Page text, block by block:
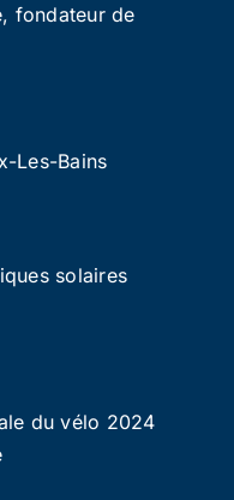
fondateur de
Les-Bains
solaires
du vélo 2024